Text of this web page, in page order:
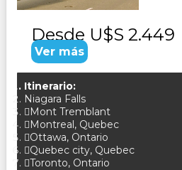
Desde U$S 2.449
Ver más
Itinerario:
Niagara Falls
Mont Tremblant
Montreal, Quebec
Ottawa, Ontario
Quebec city, Quebec
Toronto, Ontario